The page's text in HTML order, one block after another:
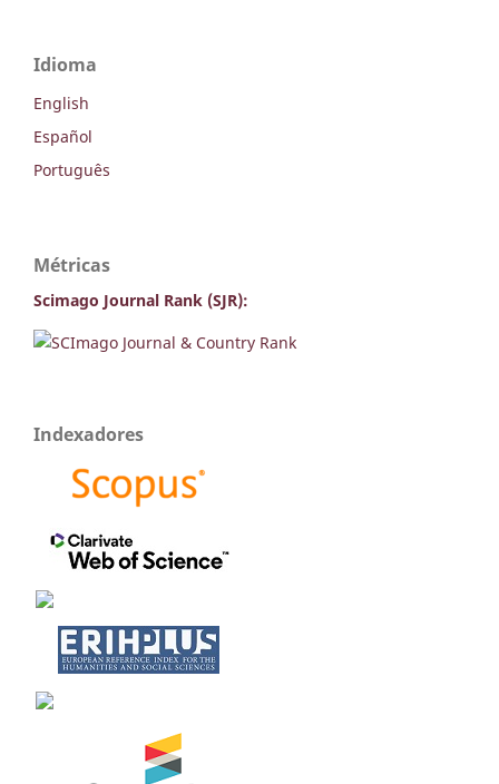
Idioma
English
Español
Português
Métricas
Scimago Journal Rank (SJR):
Indexadores